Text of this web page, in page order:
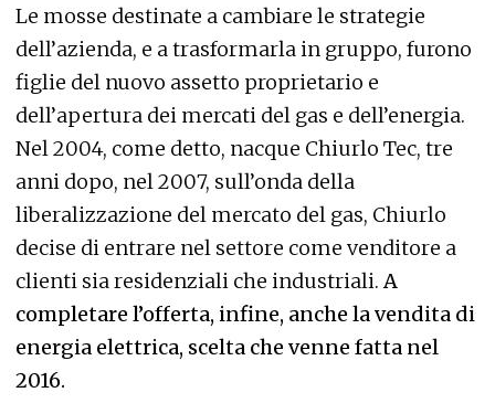
Le mosse destinate a cambiare le strategie
dell’azienda, e a trasformarla in gruppo, furono
figlie del nuovo assetto proprietario e
dell’apertura dei mercati del gas e dell’energia.
Nel 2004, come detto, nacque Chiurlo Tec, tre
anni dopo, nel 2007, sull’onda della
liberalizzazione del mercato del gas, Chiurlo
decise di entrare nel settore come venditore a
clienti sia residenziali che industriali.A
completare l’offerta, infine, anche la vendita di
energia elettrica, scelta che venne fatta nel
2016.